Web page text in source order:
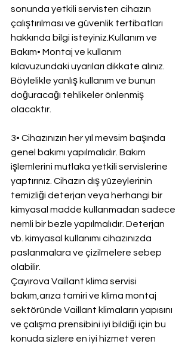
sonunda yetkili servisten cihazın
çalıştırılması ve güvenlik tertibatları
hakkında bilgi isteyiniz.Kullanım ve
Bakım• Montaj ve kullanım
kılavuzundaki uyarıları dikkate alınız.
Böylelikle yanlış kullanım ve bunun
doğuracağı tehlikeler önlenmiş
olacaktır.
3• Cihazınızın her yıl mevsim başında
genel bakımı yapılmalıdır. Bakım
işlemlerini mutlaka yetkili servislerine
yaptırınız. Cihazın dış yüzeylerinin
temizliği deterjan veya herhangi bir
kimyasal madde kullanmadan sadece
nemli bir bezle yapılmalıdır. Deterjan
vb. kimyasal kullanımı cihazınızda
paslanmalara ve çizilmelere sebep
olabilir.
Çayırova Vaillant klima servisi
bakım,arıza tamiri ve klima montaj
sektöründe Vaillant klimaların yapısını
ve çalışma prensibini iyi bildiği için bu
konuda sizlere en iyi hizmet veren